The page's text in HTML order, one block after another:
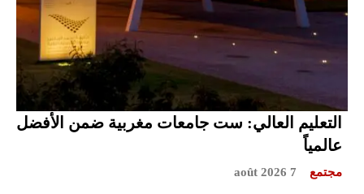
التعليم العالي: ست جامعات مغربية ضمن الأفضل
عالمياً
مجتمع 7 août 2026